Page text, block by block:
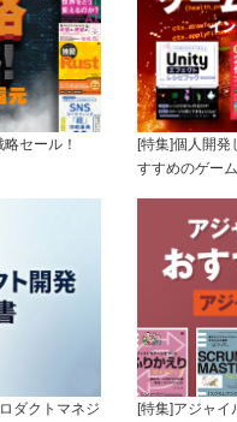
セール！
[特集]個人開
すすめのゲー
ダクトマネジ
[特集]アジャイ